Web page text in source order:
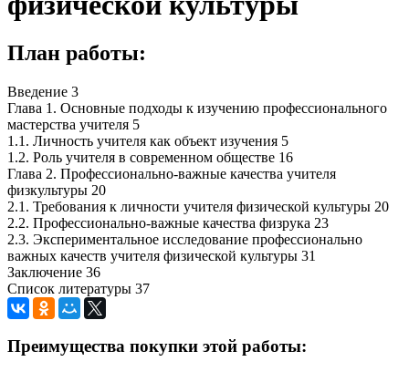
План работы:
Введение 3
Глава 1. Основные подходы к изучению профессионального
мастерства учителя 5
1.1. Личность учителя как объект изучения 5
1.2. Роль учителя в современном обществе 16
Глава 2. Профессионально-важные качества учителя
физкультуры 20
2.1. Требования к личности учителя физической культуры 20
2.2. Профессионально-важные качества физрука 23
2.3. Экспериментальное исследование профессионально
важных качеств учителя физической культуры 31
Заключение 36
Список литературы 37
Преимущества покупки этой работы: